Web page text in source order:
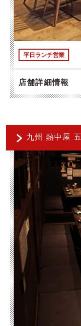
平日ランチ営業
店舗詳細情報
九州 熱中屋